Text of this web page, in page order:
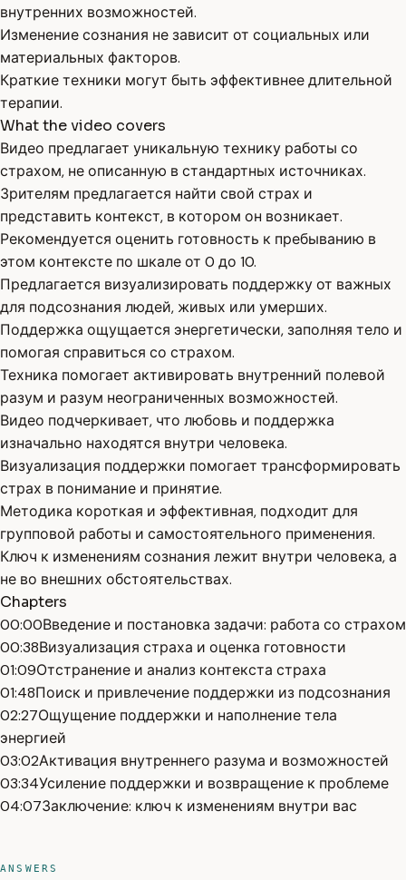
внутренних возможностей.
Изменение сознания не зависит от социальных или
материальных факторов.
Краткие техники могут быть эффективнее длительной
терапии.
What the video covers
Видео предлагает уникальную технику работы со
страхом, не описанную в стандартных источниках.
Зрителям предлагается найти свой страх и
представить контекст, в котором он возникает.
Рекомендуется оценить готовность к пребыванию в
этом контексте по шкале от 0 до 10.
Предлагается визуализировать поддержку от важных
для подсознания людей, живых или умерших.
Поддержка ощущается энергетически, заполняя тело и
помогая справиться со страхом.
Техника помогает активировать внутренний полевой
разум и разум неограниченных возможностей.
Видео подчеркивает, что любовь и поддержка
изначально находятся внутри человека.
Визуализация поддержки помогает трансформировать
страх в понимание и принятие.
Методика короткая и эффективная, подходит для
групповой работы и самостоятельного применения.
Ключ к изменениям сознания лежит внутри человека, а
не во внешних обстоятельствах.
Chapters
00:00Введение и постановка задачи: работа со страхом
00:38Визуализация страха и оценка готовности
01:09Отстранение и анализ контекста страха
01:48Поиск и привлечение поддержки из подсознания
02:27Ощущение поддержки и наполнение тела
энергией
03:02Активация внутреннего разума и возможностей
03:34Усиление поддержки и возвращение к проблеме
04:07Заключение: ключ к изменениям внутри вас
ANSWERS